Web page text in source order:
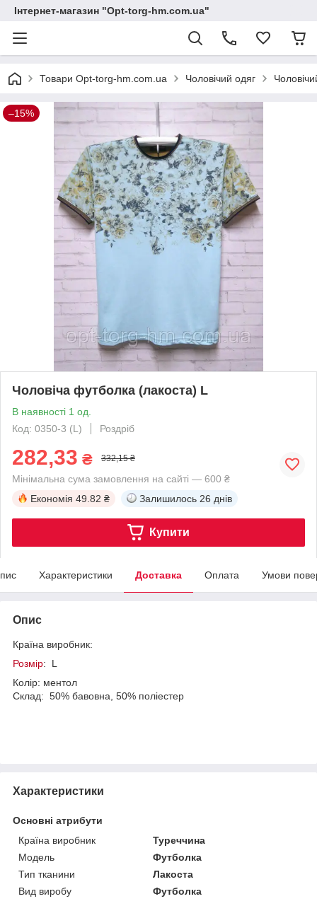
Інтернет-магазин "Opt-torg-hm.com.ua"
Товари Opt-torg-hm.com.ua Чоловічий одяг
–15%
Чоловіча футболка (лакоста) L
В наявності 1 од.
Код: 0350-3 (L)
Роздріб
282,33 ₴ 332,15 ₴
Мінімальна сума замовлення на сайті — 600 ₴
Економія 49.82 ₴ Залишилось 26 днів
Купити
Характеристики Доставка Оплата Умови
Опис
Країна виробник:
Розмір: L
Колір: ментол
Склад: 50% бавовна, 50% поліестер
Характеристики
Основні атрибути
Країна виробник
Туреччина
Модель
Футболка
Тип тканини
Лакоста
Вид виробу
Футболка